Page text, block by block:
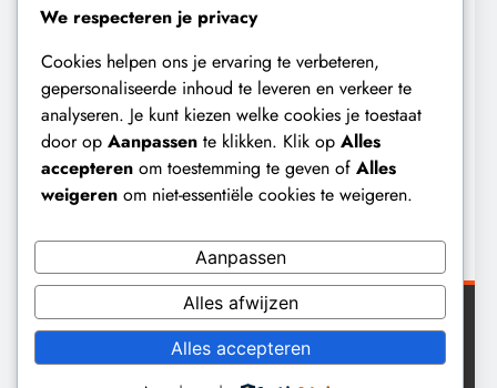
CONTROLE GEOPOLITIEK
Baudet waarschuwde al in 2020:
‘Stikstofbeleid is landjepik voor klimaat
en immigratie’.
Digital Newspaper - Veelzijdig nieuws WordPress
thema 2026. Powered ByBlazeThemes.
We respecteren je privacy
Cookies helpen ons je ervaring te verbeteren,
gepersonaliseerde inhoud te leveren en verkeer te
analyseren. Je kunt kiezen welke cookies je toestaat
door op Aanpassen te klikken. Klik op Alles
accepteren om toestemming te geven of Alles
weigeren om niet-essentiële cookies te weigeren.
Aanpassen
Alles afwijzen
Alles accepteren